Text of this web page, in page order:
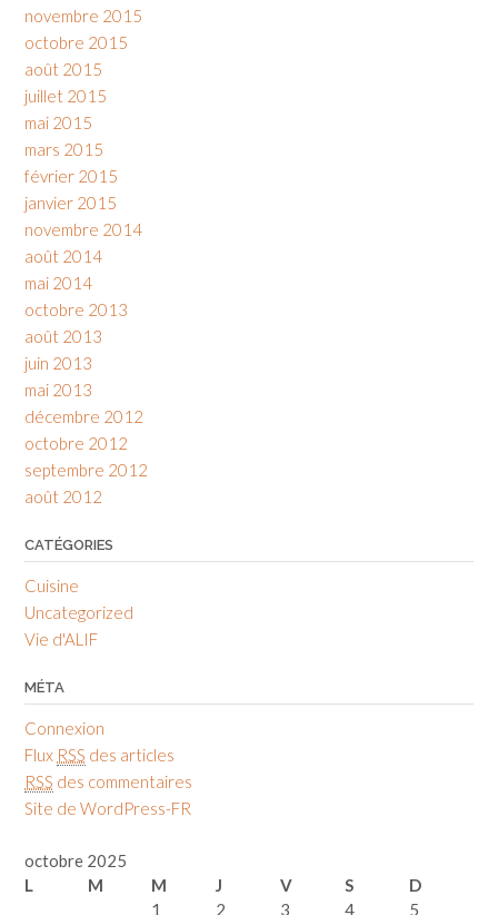
novembre 2015
octobre 2015
août 2015
juillet 2015
mai 2015
mars 2015
février 2015
janvier 2015
novembre 2014
août 2014
mai 2014
octobre 2013
août 2013
juin 2013
mai 2013
décembre 2012
octobre 2012
septembre 2012
août 2012
CATÉGORIES
Cuisine
Uncategorized
Vie d'ALIF
MÉTA
Connexion
Flux RSS des articles
RSS des commentaires
Site de WordPress-FR
octobre 2025
L
M M J V S
D
1
2 3 4 5